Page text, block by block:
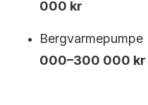
000 kr
000–300 000 kr